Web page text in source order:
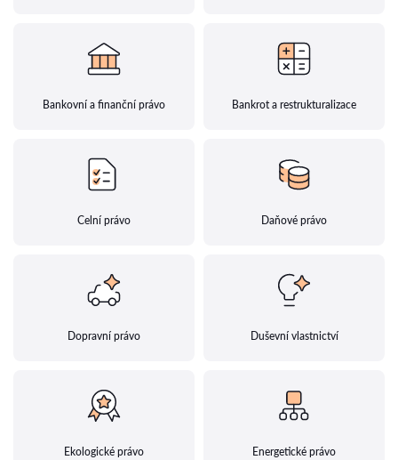
Bankovní a finanční právo Bankrot a restrukturalizace
Celní právo Daňové právo
Dopravní právo Duševní vlastnictví
Ekologické právo Energetické právo